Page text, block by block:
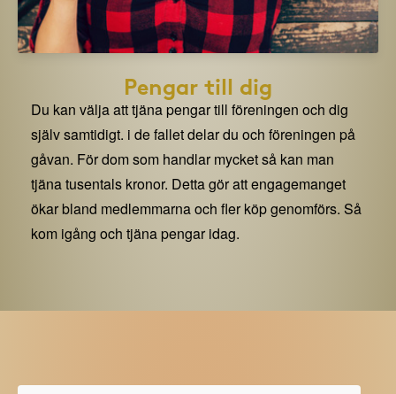
Pengar till dig
Du kan välja att tjäna pengar till föreningen och dig
själv samtidigt. i de fallet delar du och föreningen på
gåvan. För dom som handlar mycket så kan man
tjäna tusentals kronor. Detta gör att engagemanget
ökar bland medlemmarna och fler köp genomförs. Så
kom igång och tjäna pengar idag.